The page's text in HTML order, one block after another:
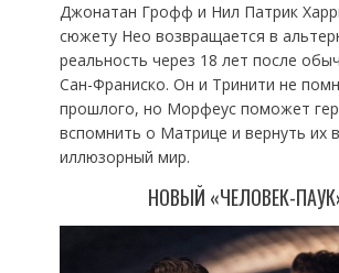
Джонатан Грофф и Нил Патрик
сюжету Нео возвращается в
реальность через 18 лет после
Сан-Франиско. Он и Тринити не
прошлого, но Морфеус поможет
вспомнить о Матрице и вернуть их в
иллюзорный мир.
НОВЫЙ «ЧЕЛОВЕК-